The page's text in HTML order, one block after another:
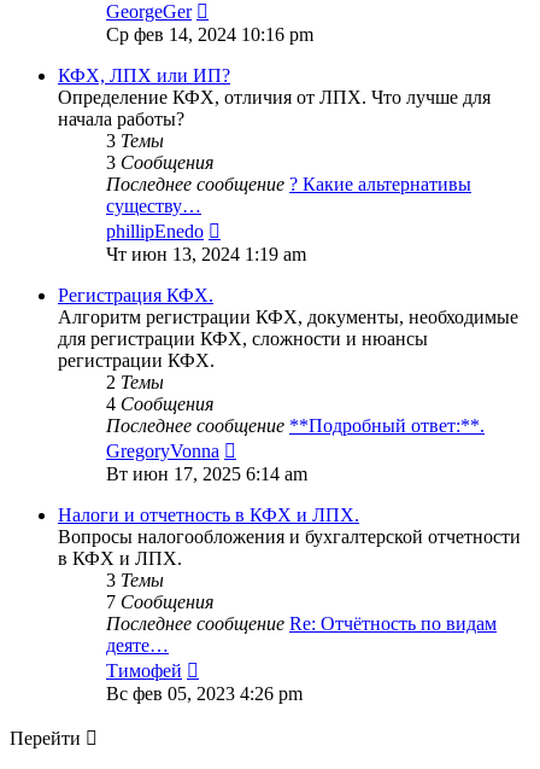
GeorgeGer
к
последнему
сообщению
Ср фев 14, 2024 10:16 pm
КФХ, ЛПХ или ИП?
Определение КФХ, отличия от ЛПХ. Что лучше для
начала работы?
3 Темы
3 Сообщения
Последнее сообщение ? Какие альтернативы
существу…
phillipEnedo
к
Чт июн 13, 2024 1:19 am
Регистрация КФХ.
Алгоритм регистрации КФХ, документы, необходимые
для регистрации КФХ, сложности и нюансы
регистрации КФХ.
2 Темы
4 Сообщения
Последнее сообщение **Подробный ответ:**.
GregoryVonna
к
сообщению
Вт июн 17, 2025 6:14 am
Налоги и отчетность в КФХ и ЛПХ.
Вопросы налогообложения и бухгалтерской отчетности
в КФХ и ЛПХ.
3 Темы
7 Сообщения
Последнее сообщение Re: Отчётность по видам
деяте…
Тимофей
к
последнему
Вс фев 05, 2023 4:26 pm
Перейти